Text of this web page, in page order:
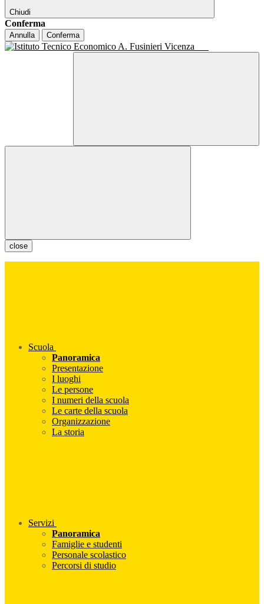
Chiudi
Conferma
Annulla Conferma
close
Scuola
Panoramica
Presentazione
I luoghi
Le persone
I numeri della scuola
Le carte della scuola
Organizzazione
La storia
Servizi
Panoramica
Famiglie e studenti
Personale scolastico
Percorsi di studio